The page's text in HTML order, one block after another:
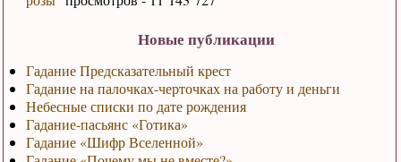
Новые публикации
Гадание Предсказательный крест
Гадание на палочках-черточках на работу и деньги
Небесные списки по дате рождения
Гадание-пасьянс «Готика»
Гадание «Шифр Вселенной»